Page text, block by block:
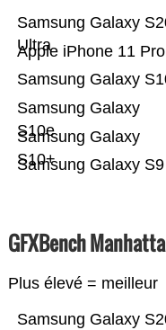
Samsung Galaxy S9
Samsung Galaxy
S10+
Samsung Galaxy
S10e
Samsung Galaxy
Apple iPhone 11 Pro
Samsung Galaxy
Ultra
GFXBench
Plus élevé = meilleur
Samsung Galaxy